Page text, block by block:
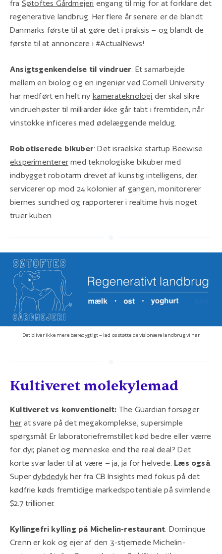
fra Søtoftes Gårdmejeri engang til mig for at forklare det
regenerative landbrug. Her flere år senere er de blandt
Danmarks første til at gøre det i praksis – og blandt de
første til at annoncere i #ActualNews!
Ansigtsgenkendelse til vindruer: Et samarbejde
mellem en biolog og en ingeniør ved Cornell University
har medført en helt ny kamerateknologi der skal sikre
vindruehøster til milliarder ikke går tabt i fremtiden, når
vinstokke inficeres med ødelæggende meldug.
Robotiserede bikuber: Det israelske startup Beewise
eksperimenterermed teknologiske bikuber med
indbygget robotarm drevet af kunstig intelligens, der
servicerer op mod 24 kolonier af gangen, monitorerer
biernes sundhed og rapporterer i realtime hvis noget
truer kuben.
Det bliver ikke mere bæredygtigt – lad os støtte de visionære landbrug vi har
Kultiveret molekylemad
Kultiveret vs konventionelt: The Guardian forsøger
herat svare på det megakomplekse, supersimple
spørgsmål: Er laboratoriefremstillet kød bedre eller værre
for dyr, planet og menneske end the real deal? Det
korte svar lader til at være – ja, ja for helvede. Læs også:
Superdybdedykher fra CB Insights med fokus på det
kødfrie køds fremtidige markedspotentiale på svimlende
$2.7 trillioner.
Kyllingefri kylling på Michelin-restaurant: Dominque
Crenn er kok og ejer af den 3-stjernede Michelin-